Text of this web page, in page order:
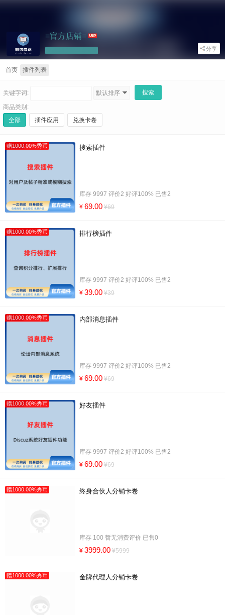
=官方店铺=
分享
首页 插件列表
关键字词:
默认排序
商品类别:
全部
插件应用 兑换卡卷
赠1000.00%秀币 搜索插件
库存 9997 评价2 好评100% 已售2
¥ 69.00 ¥69
赠1000.00%秀币 排行榜插件
库存 9997 评价2 好评100% 已售2
¥ 39.00 ¥39
赠1000.00%秀币 内部消息插件
库存 9997 评价2 好评100% 已售2
¥ 69.00 ¥69
赠1000.00%秀币 好友插件
库存 9997 评价2 好评100% 已售2
¥ 69.00 ¥69
赠1000.00%秀币 终身合伙人分销卡卷
库存 100 暂无消费评价 已售0
¥ 3999.00 ¥5999
赠1000.00%秀币 金牌代理人分销卡卷